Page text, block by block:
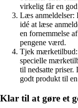
virkelig får en
Læs anmeldelser:
idé at læse
en fornemmelse
pengene værd.
Tjek
specielle
til nedsatte
godt produkt til
Klar til at gøre et